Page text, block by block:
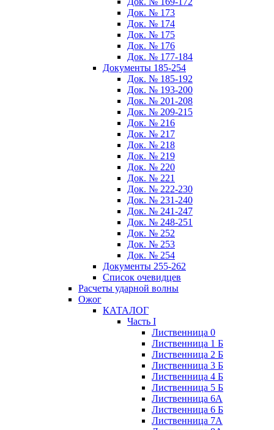
Док. № 173
Док. № 174
Док. № 175
Док. № 176
Док. № 177-184
Документы 185-254
Док. № 185-192
Док. № 193-200
Док. № 201-208
Док. № 209-215
Док. № 216
Док. № 217
Док. № 218
Док. № 219
Док. № 220
Док. № 221
Док. № 222-230
Док. № 231-240
Док. № 241-247
Док. № 248-251
Док. № 252
Док. № 253
Док. № 254
Документы 255-262
Список очевидцев
Расчеты ударной волны
Ожог
КАТАЛОГ
Часть I
Лиственница 0
Лиственница 1 Б
Лиственница 2 Б
Лиственница 3 Б
Лиственница 4 Б
Лиственница 5 Б
Лиственница 6А
Лиственница 6 Б
Лиственница 7А